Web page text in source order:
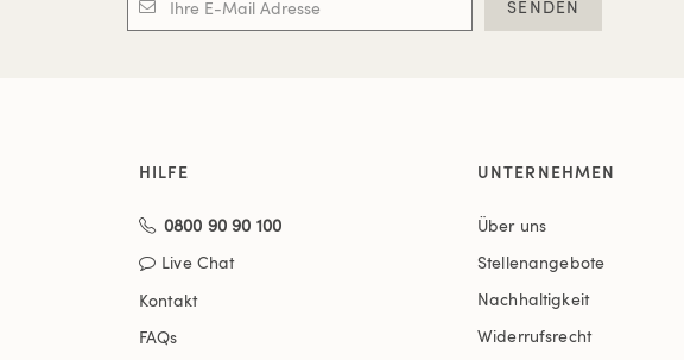
SENDEN
HILFE
0800 90 90 100
Live Chat
Kontakt
FAQs
UNTERNEHMEN
Über uns
Stellenangebote
Nachhaltigkeit
Widerrufsrecht